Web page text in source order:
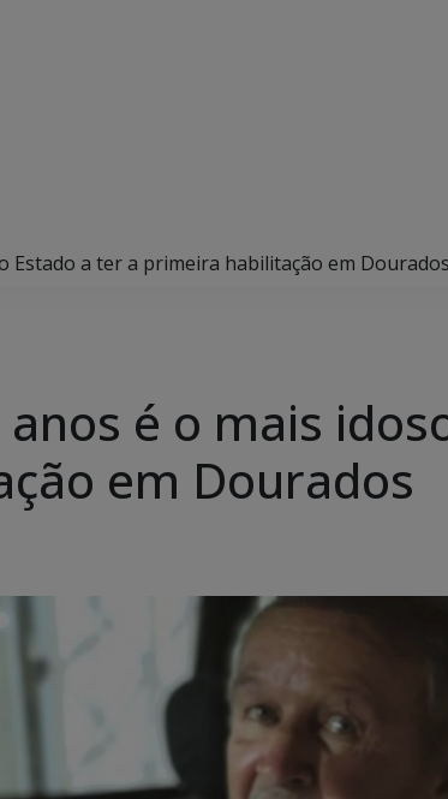
Estado a ter a primeira habilitação em Dourados
é o mais
em Dourados